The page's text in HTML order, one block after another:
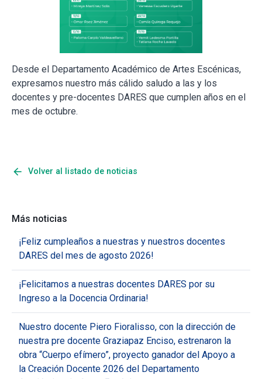
Desde el Departamento Académico de Artes Escénicas,
expresamos nuestro más cálido saludo a las y los
docentes y pre-docentes DARES que cumplen años en el
mes de octubre.
arrow_back Volver al listado de noticias
Más noticias
¡Feliz cumpleaños a nuestras y nuestros docentes
DARES del mes de agosto 2026!
¡Felicitamos a nuestras docentes DARES por su
Ingreso a la Docencia Ordinaria!
Nuestro docente Piero Fioralisso, con la dirección de
nuestra pre docente Graziapaz Enciso, estrenaron la
obra “Cuerpo efímero”, proyecto ganador del Apoyo a
la Creación Docente 2026 del Departamento